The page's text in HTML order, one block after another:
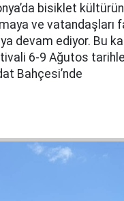
bisiklet
ve vatandaşları
devam ediyor. Bu
6-9 Ağutos
Bahçesi’nde